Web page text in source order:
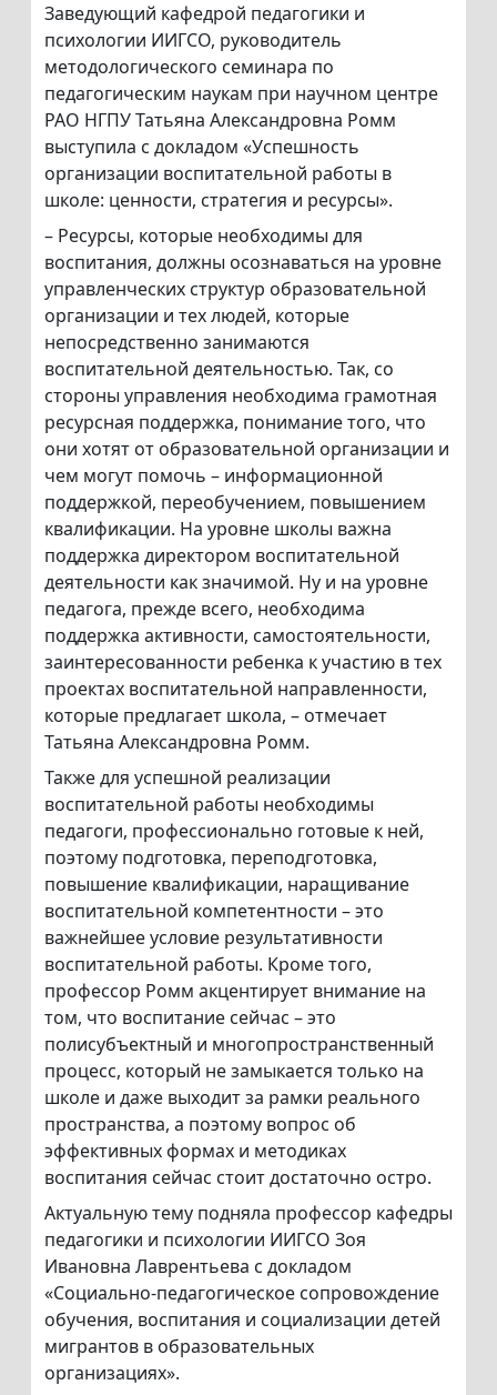
Заведующий кафедрой педагогики и
психологии ИИГСО, руководитель
методологического семинара по
педагогическим наукам при научном центре
РАО НГПУ Татьяна Александровна Ромм
выступила с докладом «Успешность
организации воспитательной работы в
школе: ценности, стратегия и ресурсы».
– Ресурсы, которые необходимы для
воспитания, должны осознаваться на уровне
управленческих структур образовательной
организации и тех людей, которые
непосредственно занимаются
воспитательной деятельностью. Так, со
стороны управления необходима грамотная
ресурсная поддержка, понимание того, что
они хотят от образовательной организации и
чем могут помочь – информационной
поддержкой, переобучением, повышением
квалификации. На уровне школы важна
поддержка директором воспитательной
деятельности как значимой. Ну и на уровне
педагога, прежде всего, необходима
поддержка активности, самостоятельности,
заинтересованности ребенка к участию в тех
проектах воспитательной направленности,
которые предлагает школа, – отмечает
Татьяна Александровна Ромм.
Также для успешной реализации
воспитательной работы необходимы
педагоги, профессионально готовые к ней,
поэтому подготовка, переподготовка,
повышение квалификации, наращивание
воспитательной компетентности – это
важнейшее условие результативности
воспитательной работы. Кроме того,
профессор Ромм акцентирует внимание на
том, что воспитание сейчас – это
полисубъектный и многопространственный
процесс, который не замыкается только на
школе и даже выходит за рамки реального
пространства, а поэтому вопрос об
эффективных формах и методиках
воспитания сейчас стоит достаточно остро.
Актуальную тему подняла профессор кафедры
педагогики и психологии ИИГСО Зоя
Ивановна Лаврентьева с докладом
«Социально-педагогическое сопровождение
обучения, воспитания и социализации детей
мигрантов в образовательных
организациях».